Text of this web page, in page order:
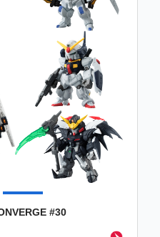
#30